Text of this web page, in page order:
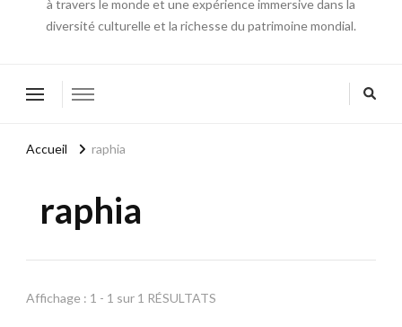
à travers le monde et une expérience immersive dans la
diversité culturelle et la richesse du patrimoine mondial.
Accueil raphia
raphia
Affichage : 1 - 1 sur 1 RÉSULTATS